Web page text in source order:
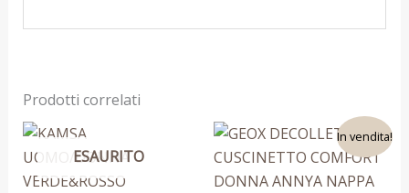
Prodotti correlati
ESAURITO
prodotto
ha
In vendita!
Il
originale
era:
Il
prezzo
attuale
è:
Questo
prodotto
ha